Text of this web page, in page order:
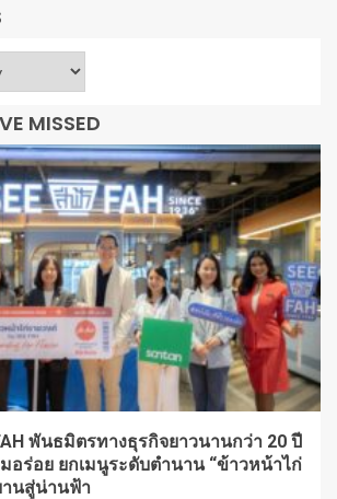
MISSED
พันธมิตรทางธุรกิจยาวนานกว่า 20 ปี
อร่อย ยกเมนูระดับตำนาน “ข้าวหน้าไก่
านสู่น่านฟ้า